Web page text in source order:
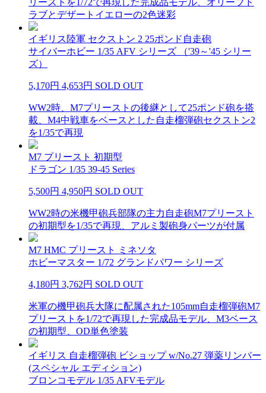
ラブとデザートイエローの2色迷彩
イギリス陸軍 セクストン 2 25ポンド自走砲
サイバーホビー 1/35 AFV シリーズ （'39～'45 シリー
ズ）
5,170円 4,653円 SOLD OUT
WW2時、M7プリーストの後継として25ポンド砲を搭
載、M4中戦車をベースとした自走榴弾砲セクストン2
を1/35で再現
M7 プリースト 初期型
ドラゴン 1/35 39-45 Series
5,500円 4,950円 SOLD OUT
WW2時の米機甲砲兵部隊の主力自走砲M7プリースト
の初期型を1/35で再現、アルミ製砲身パーツが付属
M7 HMC プリースト ミネソタ
ホビーマスター 1/72 グランドパワー シリーズ
4,180円 3,762円 SOLD OUT
米軍の機甲砲兵大隊に配属された105mm自走榴弾砲M7
プリーストを1/72で再現した完成品モデル、M3ベース
の初期型、OD単色塗装
イギリス 自走榴弾砲 ビショップ w/No.27 弾薬リンバー
(スペシャル エディション)
ブロンコモデル 1/35 AFVモデル